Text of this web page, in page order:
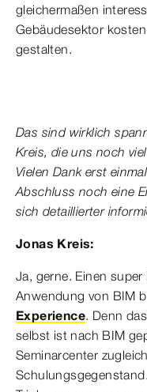
gleichermaßen
Gebäudesektor
gestalten.
Das sind wirklich
Kreis, die uns noch
Vielen Dank erst
Abschluss noch eine
sich detaillierter
Jonas Kreis:
Ja, gerne. Einen
Anwendung von BIM
Experience. Denn
selbst ist nach BIM
Seminarcenter